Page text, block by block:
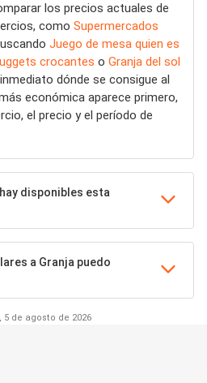
los precios actuales de
como Supermercados
Juego de mesa quien es
crocantes o Granja del sol
dónde se consigue al
económica aparece primero,
el precio y el período de
disponibles esta
a Granja puedo
de agosto de 2026